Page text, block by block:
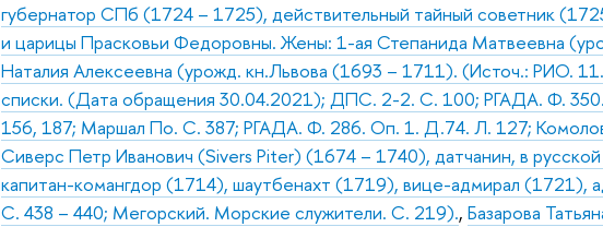
губернатор СПб (1724 – 1725), действительный тайный советник
и царицы Прасковьи Федоровны. Жены: 1-ая Степанида Матвеевна
Наталия Алексеевна (урожд. кн.Львова (1693 – 1711). (Источ.: РИО.
списки. (Дата обращения 30.04.2021); ДПС. 2-2. С. 100; РГАДА. Ф.
156, 187; Маршал По. С. 387; РГАДА. Ф. 286. Оп. 1. Д.74. Л. 127;
Сиверс Петр Иванович (Sivers Piter) (1674 – 1740), датчанин, в
капитан-комангдор (1714), шаутбенахт (1719), вице-адмирал
С. 438 – 440; Мегорский. Морские служители. С. 219).,Базарова